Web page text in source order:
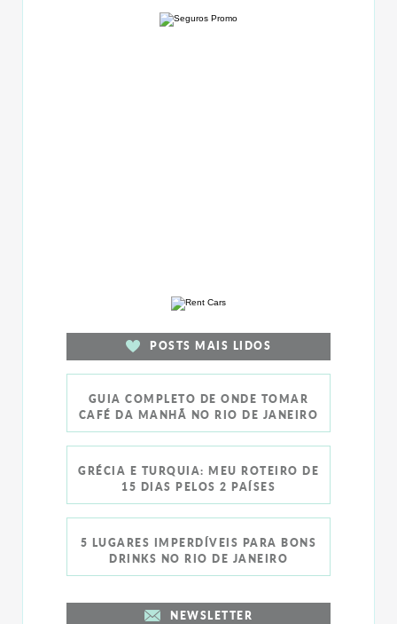
POSTS MAIS LIDOS
GUIA COMPLETO DE ONDE TOMAR
CAFÉ DA MANHÃ NO RIO DE JANEIRO
GRÉCIA E TURQUIA: MEU ROTEIRO DE
15 DIAS PELOS 2 PAÍSES
5 LUGARES IMPERDÍVEIS PARA BONS
DRINKS NO RIO DE JANEIRO
NEWSLETTER